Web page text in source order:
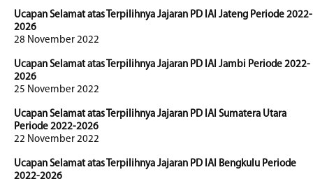
Ucapan Selamat atas Terpilihnya Jajaran PD IAI Jateng Periode 2022-
2026
28 November 2022
Ucapan Selamat atas Terpilihnya Jajaran PD IAI Jambi Periode 2022-
2026
25 November 2022
Ucapan Selamat atas Terpilihnya Jajaran PD IAI Sumatera Utara
Periode 2022-2026
22 November 2022
Ucapan Selamat atas Terpilihnya Jajaran PD IAI Bengkulu Periode
2022-2026